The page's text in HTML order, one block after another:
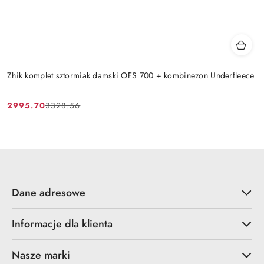
Zhik komplet sztormiak damski OFS 700 + kombinezon Underfleece
Cena
2995.70
Cena
3328.56
Dane adresowe
Informacje dla klienta
Nasze marki